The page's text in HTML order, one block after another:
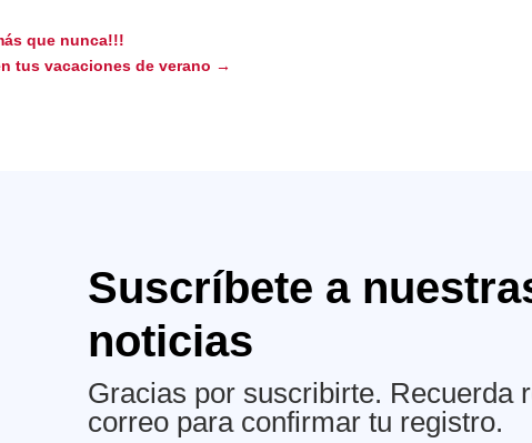
que nunca!!!
tus vacaciones de verano →
Suscríbete a
noticias
Gracias por suscribirte. Recuerda
correo para confirmar tu registro.